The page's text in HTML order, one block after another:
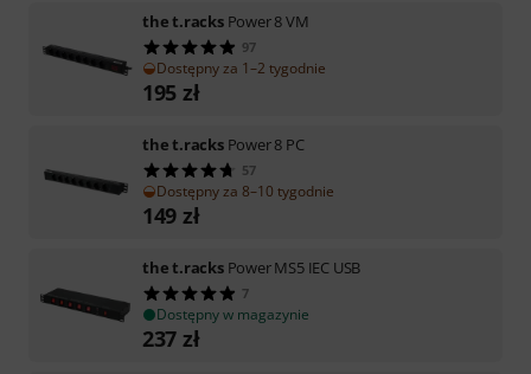
the t.racks Power 8 VM
97
Dostępny za 1–2 tygodnie
195 zł
the t.racks Power 8 PC
57
Dostępny za 8–10 tygodnie
149 zł
the t.racks Power MS5 IEC USB
7
Dostępny w magazynie
237 zł